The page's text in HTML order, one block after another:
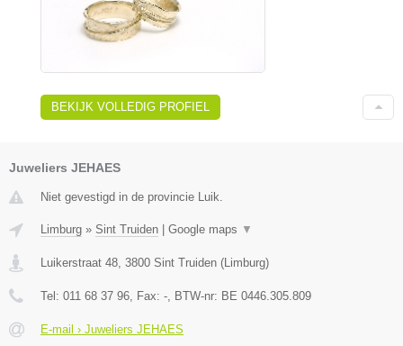
BEKIJK VOLLEDIG PROFIEL
Juweliers JEHAES
Niet gevestigd in de provincie Luik.
Limburg » Sint Truiden Google maps ▼
Luikerstraat 48, 3800 Sint Truiden (Limburg)
Tel: 011 68 37 96, Fax: -, BTW-nr: BE 0446.305.809
E-mail › Juweliers JEHAES